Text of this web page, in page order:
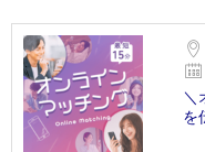
＼
を